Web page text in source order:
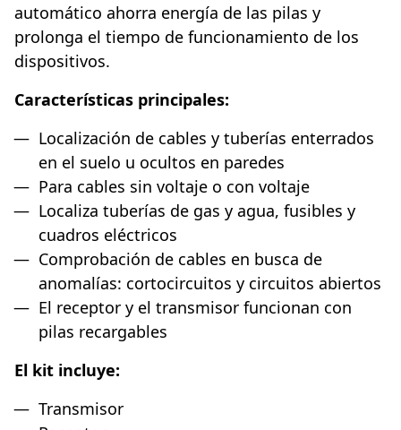
automático ahorra energía de las pilas y
prolonga el tiempo de funcionamiento de los
dispositivos.
Características principales:
Localización de cables y tuberías enterrados
en el suelo u ocultos en paredes
Para cables sin voltaje o con voltaje
Localiza tuberías de gas y agua, fusibles y
cuadros eléctricos
Comprobación de cables en busca de
anomalías: cortocircuitos y circuitos abiertos
El receptor y el transmisor funcionan con
pilas recargables
El kit incluye:
Transmisor